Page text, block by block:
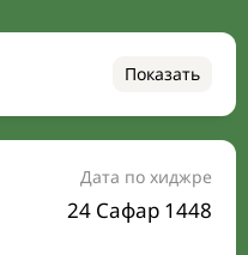
Показать
сегодня
Дата по хиджре
24 Сафар 1448